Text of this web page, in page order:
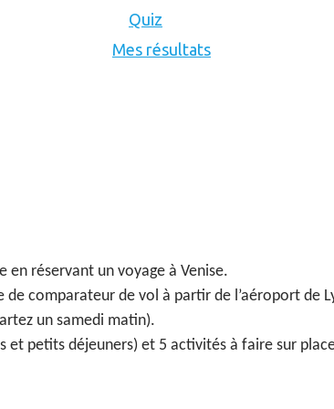
Quiz
Mes résultats
en réservant un voyage à Venise.
comparateur de vol à partir de l’aéroport de
un samedi matin).
et petits déjeuners) et 5 activités à faire sur